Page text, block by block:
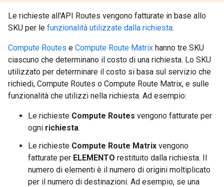
Le richieste all'API Routes vengono fatturate in base allo
SKU per le funzionalità utilizzate dalla richiesta.
Compute Routes e Compute Route Matrix hanno tre SKU
ciascuno che determinano il costo di una richiesta. Lo SKU
utilizzato per determinare il costo si basa sul servizio che
richiedi, Compute Routes o Compute Route Matrix, e sulle
funzionalità che utilizzi nella richiesta. Ad esempio:
Le richieste Compute Routes vengono fatturate per
ogni richiesta.
Le richieste Compute Route Matrix vengono
fatturate per ELEMENTO restituito dalla richiesta. Il
numero di elementi è il numero di origini moltiplicato
per il numero di destinazioni. Ad esempio, se una